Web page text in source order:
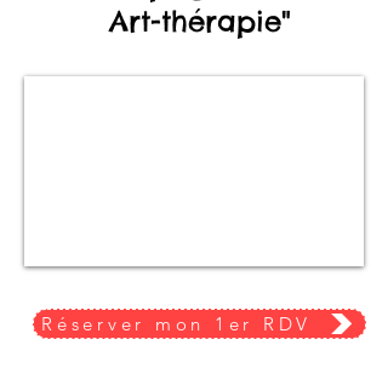
Art-thérapie"
Réserver mon 1er RDV